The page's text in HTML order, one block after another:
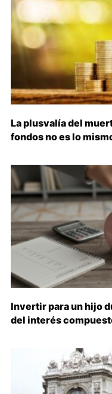
La plusvalía del
fondos no es lo
Invertir para un hijo
del interés